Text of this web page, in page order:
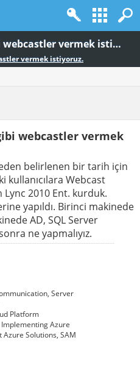
Microsoft eventları gibi webcastler vermek istiyoruz.
vermek istiyoruz.
webcastler vermek
belirlenen bir tarih için
kullanıcılara Webcast
2010 Ent. kurduk.
yapıldı. Birinci makinede
AD, SQL Server
ne yapmalıyız.
Server
Platform
Azure
Solutions, SAM